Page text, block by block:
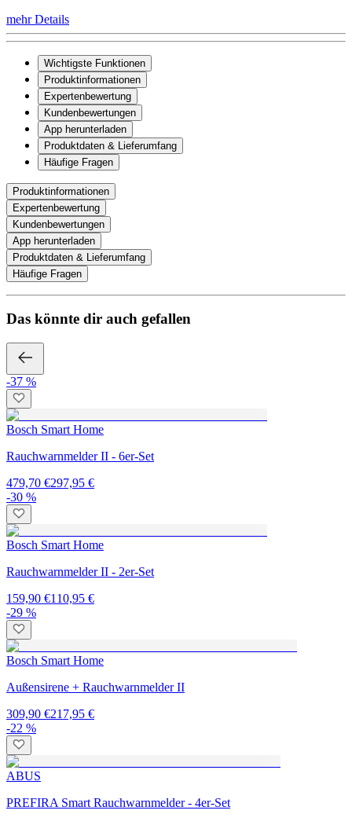
mehr Details
Wichtigste Funktionen
Produktinformationen
Expertenbewertung
Kundenbewertungen
App herunterladen
Produktdaten & Lieferumfang
Häufige Fragen
Produktinformationen
Expertenbewertung
Kundenbewertungen
App herunterladen
Produktdaten & Lieferumfang
Häufige Fragen
Das könnte dir auch gefallen
-37 %
Bosch Smart Home
Rauchwarnmelder II - 6er-Set
479,70 €297,95 €
-30 %
Bosch Smart Home
Rauchwarnmelder II - 2er-Set
159,90 €110,95 €
-29 %
Bosch Smart Home
Außensirene + Rauchwarnmelder II
309,90 €217,95 €
-22 %
ABUS
PREFIRA Smart Rauchwarnmelder - 4er-Set